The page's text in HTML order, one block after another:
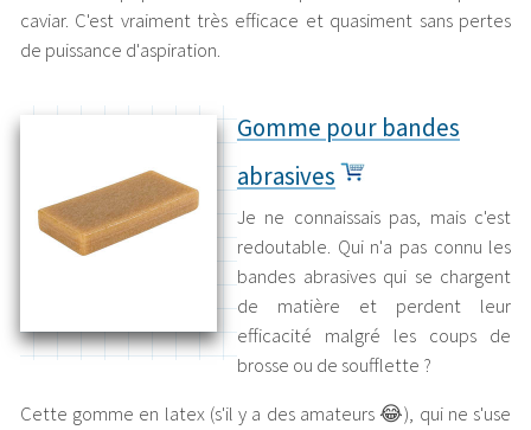
caviar. C'est vraiment très efficace et quasiment sans pertes
de puissance d'aspiration.
Gomme pour bandes
abrasives
Je ne connaissais pas, mais c'est
redoutable. Qui n'a pas connu les
bandes abrasives qui se chargent
de matière et perdent leur
efficacité malgré les coups de
brosse ou de soufflette ?
Cette gomme en latex (s'il y a des amateurs 😂), qui ne s'use